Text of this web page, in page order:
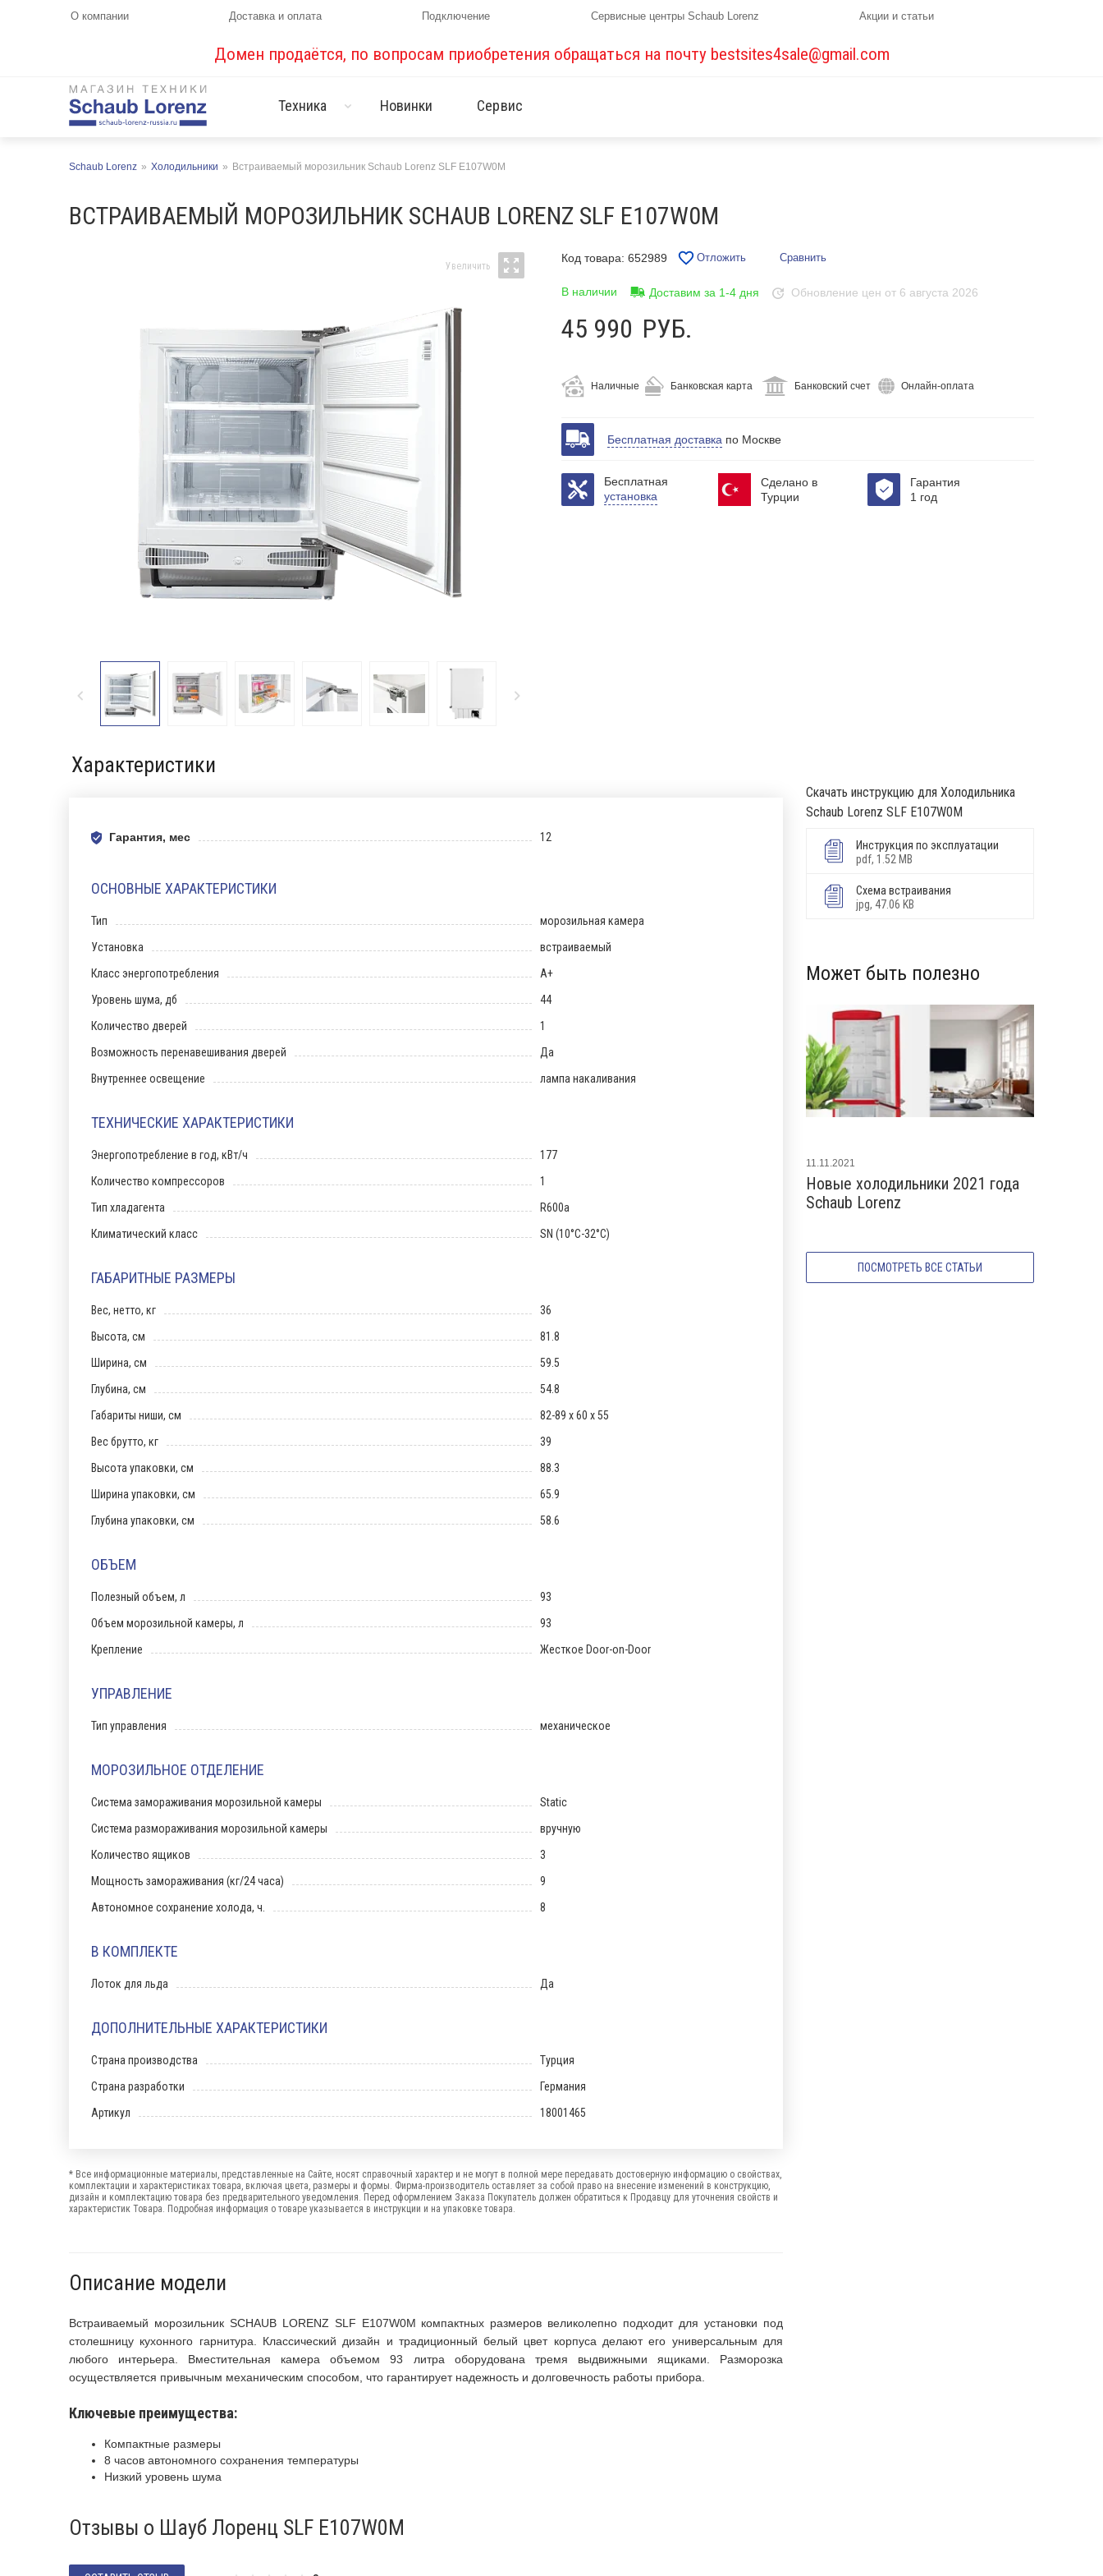
О компании Доставка и оплата Подключение Сервисные центры Schaub Lorenz Акции и статьи
Домен продаётся, по вопросам приобретения обращаться на почту bestsites4sale@gmail.com
Техника Новинки Сервис
Schaub Lorenz » Холодильники » Встраиваемый морозильник Schaub Lorenz SLF E107W0M
ВСТРАИВАЕМЫЙ МОРОЗИЛЬНИК SCHAUB LORENZ SLF E107W0M
Код товара: 652989 Отложить Сравнить
В наличии Доставим за 1-4 дня Обновление цен от 6 августа 2026
45 990 РУБ.
Наличные Банковская карта Банковский счет Онлайн-оплата
Бесплатная доставка по Москве
Бесплатная
установка
Сделано в
Турции
Гарантия
1 год
Характеристики
Гарантия, мес 12
ОСНОВНЫЕ ХАРАКТЕРИСТИКИ
Тип
морозильная камера
Установка
встраиваемый
Класс энергопотребления
A+
Уровень шума, дб
44
Количество дверей
1
Возможность перенавешивания дверей
Да
Внутреннее освещение
лампа накаливания
ТЕХНИЧЕСКИЕ ХАРАКТЕРИСТИКИ
Энергопотребление в год, кВт/ч
177
Количество компрессоров
1
Тип хладагента
R600a
Климатический класс
SN (10°C-32°C)
ГАБАРИТНЫЕ РАЗМЕРЫ
Вес, нетто, кг
36
Высота, см
81.8
Ширина, см
59.5
Глубина, см
54.8
Габариты ниши, см
82-89 х 60 х 55
Вес брутто, кг
39
Высота упаковки, см
88.3
Ширина упаковки, см
65.9
Глубина упаковки, см
58.6
ОБЪЕМ
Полезный объем, л
93
Объем морозильной камеры, л
93
Крепление
Жесткое Door-on-Door
УПРАВЛЕНИЕ
Тип управления механическое
МОРОЗИЛЬНОЕ ОТДЕЛЕНИЕ
Система замораживания морозильной камеры
Static
Система размораживания морозильной камеры
вручную
Количество ящиков
3
Мощность замораживания (кг/24 часа)
9
Автономное сохранение холода, ч.
8
В КОМПЛЕКТЕ
Лоток для льда Да
ДОПОЛНИТЕЛЬНЫЕ ХАРАКТЕРИСТИКИ
Страна производства
Турция
Страна разработки
Германия
Артикул
18001465
* Все информационные материалы, представленные на Сайте, носят справочный характер и не могут в полной мере передавать достоверную информацию о свойствах,
комплектации и характеристиках товара, включая цвета, размеры и формы. Фирма-производитель оставляет за собой право на внесение изменений в конструкцию,
дизайн и комплектацию товара без предварительного уведомления. Перед оформлением Заказа Покупатель должен обратиться к Продавцу для уточнения свойств и
характеристик Товара. Подробная информация о товаре указывается в инструкции и на упаковке товара.
Описание модели
Встраиваемый морозильник SCHAUB LORENZ SLF E107W0M компактных размеров великолепно подходит для установки под
столешницу кухонного гарнитура. Классический дизайн и традиционный белый цвет корпуса делают его универсальным для
любого интерьера. Вместительная камера объемом 93 литра оборудована тремя выдвижными ящиками. Разморозка
осуществляется привычным механическим способом, что гарантирует надежность и долговечность работы прибора.
Ключевые преимущества:
Компактные размеры
8 часов автономного сохранения температуры
Низкий уровень шума
Скачать инструкцию для Холодильника
Schaub Lorenz SLF E107W0M
Инструкция по эксплуатации
pdf, 1.52 MB
Схема встраивания
jpg, 47.06 KB
Может быть полезно
ПОСМОТРЕТЬ ВСЕ СТАТЬИ
Новые холодильники 2021 года
Schaub Lorenz
11.11.2021
Отзывы о Шауб Лоренц SLF E107W0M